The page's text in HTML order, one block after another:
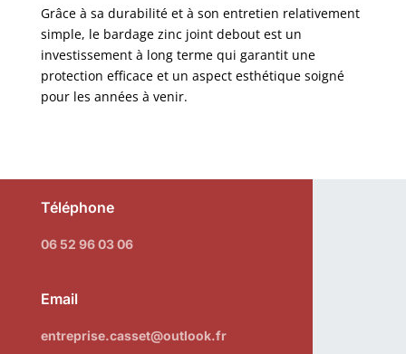
Grâce à sa durabilité et à son entretien relativement
simple, le bardage zinc joint debout est un
investissement à long terme qui garantit une
protection efficace et un aspect esthétique soigné
pour les années à venir.
Téléphone
06 52 96 03 06
Email
entreprise.casset@outlook.fr